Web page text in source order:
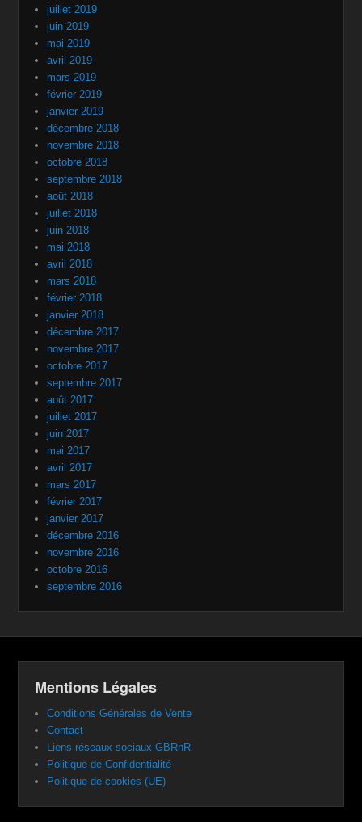
juillet 2019
juin 2019
mai 2019
avril 2019
mars 2019
février 2019
janvier 2019
décembre 2018
novembre 2018
octobre 2018
septembre 2018
août 2018
juillet 2018
juin 2018
mai 2018
avril 2018
mars 2018
février 2018
janvier 2018
décembre 2017
novembre 2017
octobre 2017
septembre 2017
août 2017
juillet 2017
juin 2017
mai 2017
avril 2017
mars 2017
février 2017
janvier 2017
décembre 2016
novembre 2016
octobre 2016
septembre 2016
Mentions Légales
Conditions Générales de Vente
Contact
Liens réseaux sociaux GBRnR
Politique de Confidentialité
Politique de cookies (UE)